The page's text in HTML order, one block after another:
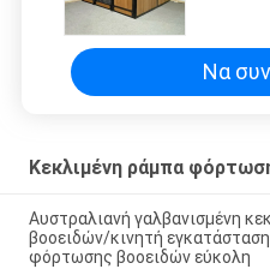
Να
Κεκλιμένη ράμπα
Αυστραλιανή γαλβανισμένη
βοοειδών/κινητή
φόρτωσης βοοειδών εύκολη